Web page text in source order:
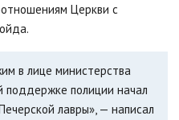
Церкви с
в лице министерства
поддержке полиции начал
лавры», — написал